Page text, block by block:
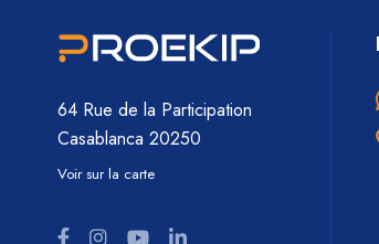
64 Rue de la Participation
Casablanca 20250
Voir sur la carte